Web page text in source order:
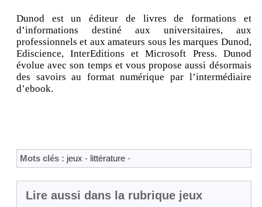
Dunod est un éditeur de livres de formations et
d’informations destiné aux universitaires, aux
professionnels et aux amateurs sous les marques Dunod,
Ediscience, InterEditions et Microsoft Press. Dunod
évolue avec son temps et vous propose aussi désormais
des savoirs au format numérique par l’intermédiaire
d’ebook.
Mots clés : jeux - littérature -
Lire aussi dans la rubrique jeux